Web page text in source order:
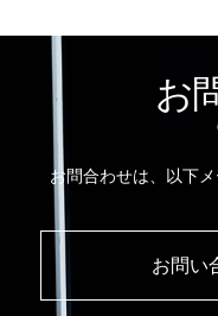
お
お問合わせは、以下
お問い